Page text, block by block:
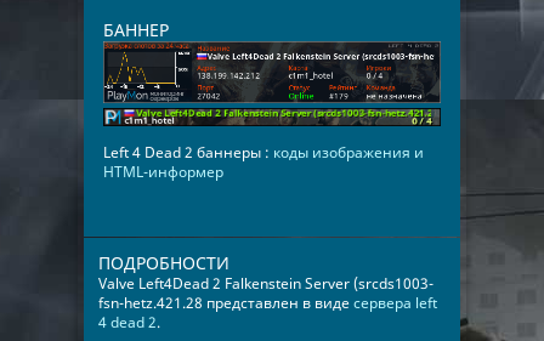
БАННЕР
Left 4 Dead 2 баннеры : коды изображения и
HTML-информер
ПОДРОБНОСТИ
Valve Left4Dead 2 Falkenstein Server (srcds1003-
fsn-hetz.421.28 представлен в видесервера left
4 dead 2.